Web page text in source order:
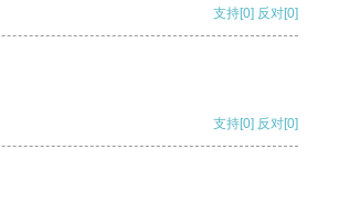
支持[0] 反对[0]
支持[0] 反对[0]